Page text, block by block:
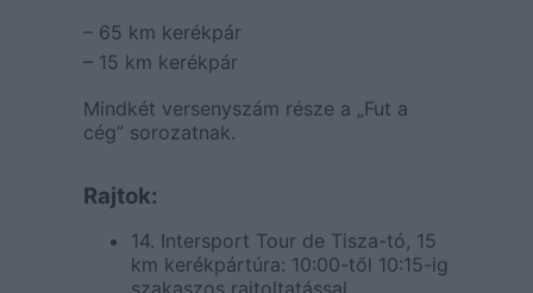
– 65 km kerékpár
– 15 km kerékpár
Mindkét versenyszám része a „Fut a
cég” sorozatnak.
Rajtok:
14. Intersport Tour de Tisza-tó, 15
km kerékpártúra: 10:00-től 10:15-ig
szakaszos rajtoltatással